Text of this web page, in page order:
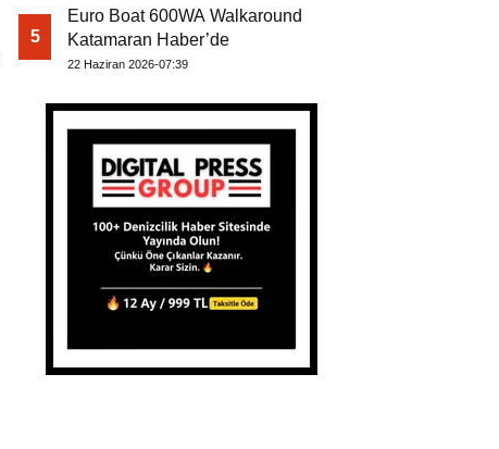
5
Euro Boat 600WA Walkaround
Katamaran Haber’de
22 Haziran 2026-07:39